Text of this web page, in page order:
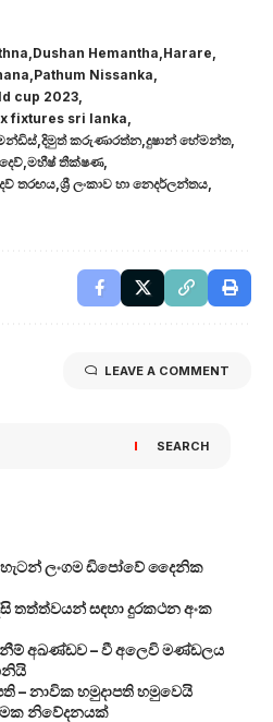
Dushan Hemantha Harare
Pathum Nissanka
cup 2023
fixtures sri lanka
දිමුත් කරුණාරත්න දුෂාන් හේමන්ත
මහීෂ් තීක්ෂණ
තරඟය ශ්‍රී ලංකාව හා නෙදර්ලන්තය
LEAVE A COMMENT
SEARCH
ලංගම ඩිපෝවේ දෛනික
තත්ත්වයන් සඳහා දුරකථන අංක
අඛණ්ඩව – වී අලෙවි මණ්ඩලය
– නාවික හමුදාපති හමුවෙයි
නිවේදනයක්